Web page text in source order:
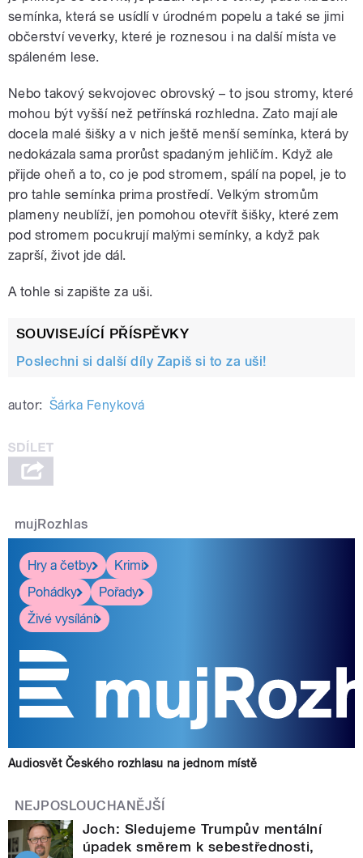
semínka, která se usídlí v úrodném popelu a také se jimi
občerství veverky, které je roznesou i na další místa ve
spáleném lese.
Nebo takový sekvojovec obrovský – to jsou stromy, které
mohou být vyšší než petřínská rozhledna. Zato mají ale
docela malé šišky a v nich ještě menší semínka, která by
nedokázala sama prorůst spadaným jehličím. Když ale
přijde oheň a to, co je pod stromem, spálí na popel, je to
pro tahle semínka prima prostředí. Velkým stromům
plameny neublíží, jen pomohou otevřít šišky, které zem
pod stromem pocukrují malými semínky, a když pak
zaprší, život jde dál.
A tohle si zapište za uši.
SOUVISEJÍCÍ PŘÍSPĚVKY
Poslechni si další díly Zapiš si to za uši!
autor: Šárka Fenyková
mujRozhlas
Hry a četby
Krimi
Pohádky
Pořady
Živé vysílání
Audiosvět Českého rozhlasu na jednom místě
NEJPOSLOUCHANĚJŠÍ
Joch: Sledujeme Trumpův mentální
úpadek směrem k sebestřednosti,